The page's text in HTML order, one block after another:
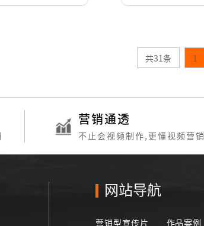
共31条 1
营销通透
不止会视频制作,更懂视频营销
网站导航
营销型宣传片 作品案例